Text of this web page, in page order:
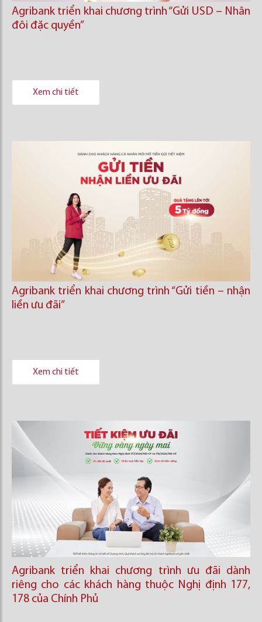
Agribank triển khai chương trình “Gửi USD – Nhân
đôi đặc quyền”
Xem chi tiết
Agribank triển khai chương trình “Gửi tiền – nhận
liền ưu đãi”
Xem chi tiết
Agribank triển khai chương trình ưu đãi dành
riêng cho các khách hàng thuộc Nghị định 177,
178 của Chính Phủ